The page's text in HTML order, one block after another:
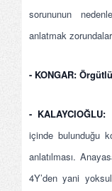
sorununun
anlatmak
- KONGAR:
- KALAYCIOĞLU:
içinde bulunduğu
anlatılması.
4Y’den yani